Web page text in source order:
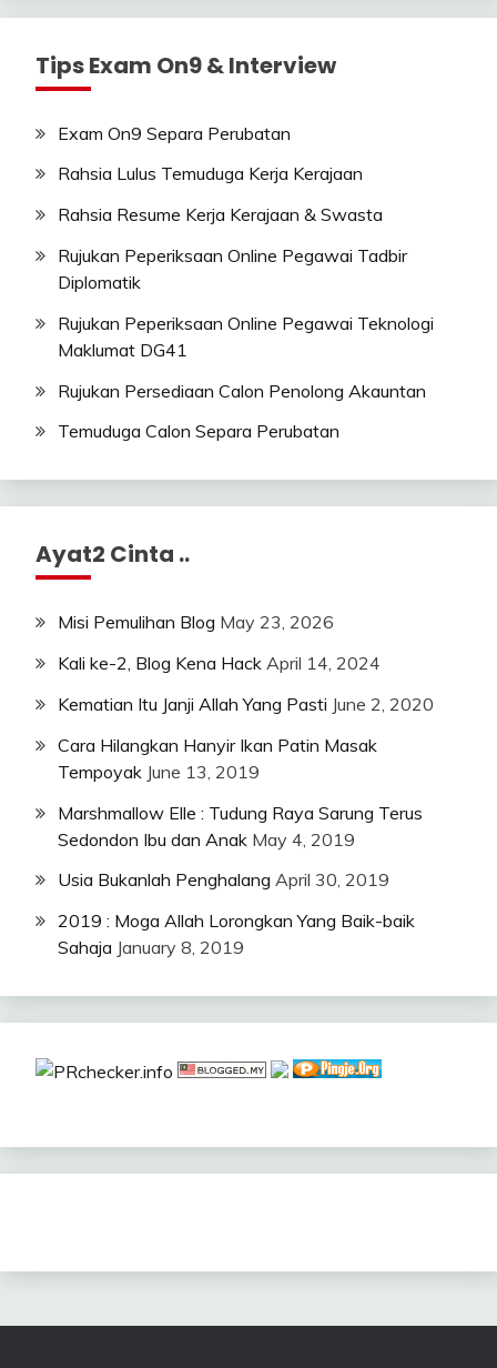
Tips Exam On9 & Interview
Exam On9 Separa Perubatan
Rahsia Lulus Temuduga Kerja Kerajaan
Rahsia Resume Kerja Kerajaan & Swasta
Rujukan Peperiksaan Online Pegawai Tadbir
Diplomatik
Rujukan Peperiksaan Online Pegawai Teknologi
Maklumat DG41
Rujukan Persediaan Calon Penolong Akauntan
Temuduga Calon Separa Perubatan
Ayat2 Cinta ..
Misi Pemulihan Blog May 23, 2026
Kali ke-2, Blog Kena Hack April 14, 2024
Kematian Itu Janji Allah Yang Pasti June 2, 2020
Cara Hilangkan Hanyir Ikan Patin Masak
Tempoyak June 13, 2019
Marshmallow Elle : Tudung Raya Sarung Terus
Sedondon Ibu dan Anak May 4, 2019
Usia Bukanlah Penghalang April 30, 2019
2019 : Moga Allah Lorongkan Yang Baik-baik
Sahaja January 8, 2019